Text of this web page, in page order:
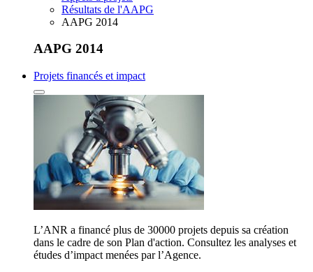
Résultats de l'AAPG
AAPG 2014
AAPG 2014
Projets financés et impact
L’ANR a financé plus de 30000 projets depuis sa création
dans le cadre de son Plan d'action. Consultez les analyses et
études d’impact menées par l’Agence.